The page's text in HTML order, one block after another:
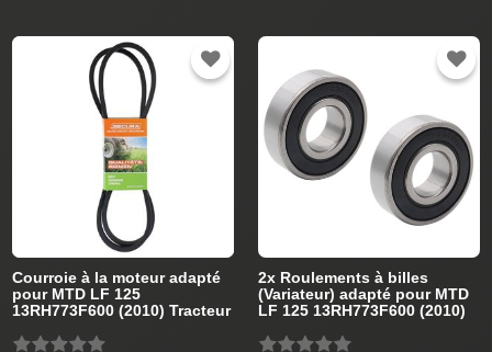
Courroie à la moteur adapté
pour MTD LF 125
13RH773F600 (2010) Tracteur
2x Roulements à billes
(Variateur) adapté pour MTD
LF 125 13RH773F600 (2010)